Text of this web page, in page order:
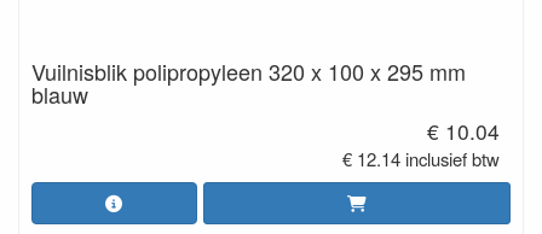
Vuilnisblik polipropyleen 320 x 100 x 295 mm
blauw
€ 10.04
€ 12.14 inclusief btw